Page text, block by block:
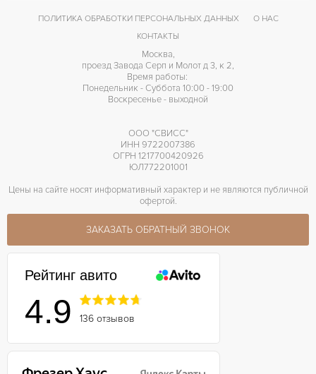
ПОЛИТИКА ОБРАБОТКИ ПЕРСОНАЛЬНЫХ ДАННЫХ
О НАС
КОНТАКТЫ
Москва,
проезд Завода Серп и Молот д 3, к 2,
Время работы:
Понедельник - Суббота 10:00 - 19:00
Воскресенье - выходной
ООО "СВИСС"
ИНН 9722007386
ОГРН 1217700420926
ЮЛ772201001
Цены на сайте носят информативный характер и не являются публичной
офертой.
ЗАКАЗАТЬ ОБРАТНЫЙ ЗВОНОК
Рейтинг авито
4.9 136 отзывов